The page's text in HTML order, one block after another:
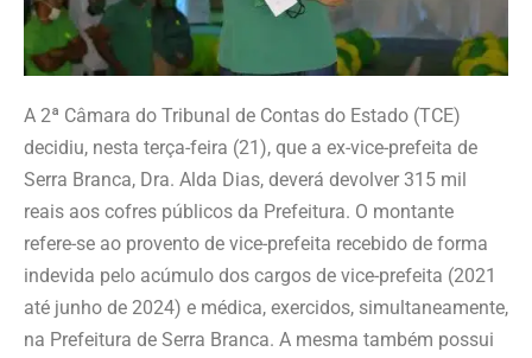
A 2ª Câmara do Tribunal de Contas do Estado (TCE)
decidiu, nesta terça-feira (21), que a ex-vice-prefeita de
Serra Branca, Dra. Alda Dias, deverá devolver 315 mil
reais aos cofres públicos da Prefeitura. O montante
refere-se ao provento de vice-prefeita recebido de forma
indevida pelo acúmulo dos cargos de vice-prefeita (2021
até junho de 2024) e médica, exercidos, simultaneamente,
na Prefeitura de Serra Branca. A mesma também possui